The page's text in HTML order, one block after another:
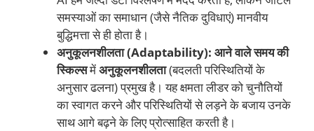
समस्याओं का समाधान (जैसे नैतिक दुविधाएं) मानवीय
बुद्धिमत्ता से ही होता है।
अनुकूलनशीलता (Adaptability): आने वाले समय की
स्किल्समेंअनुकूलनशीलता(बदलती परिस्थितियों के
अनुसार ढलना) प्रमुख है। यह क्षमता लीडर को चुनौतियों
का स्वागत करने और परिस्थितियों से लड़ने के बजाय उनके
साथ आगे बढ़ने के लिए प्रोत्साहित करती है।